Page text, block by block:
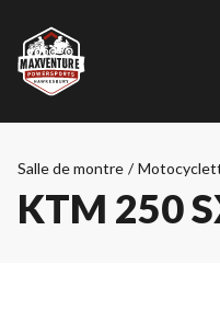
Salle de montre /
KTM 250